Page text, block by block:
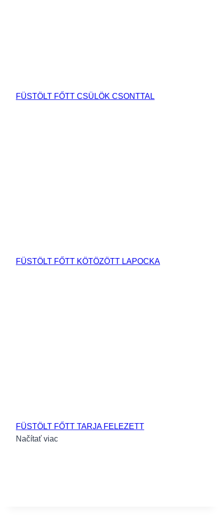
FÜSTÖLT FŐTT CSÜLÖK CSONTTAL
FÜSTÖLT FŐTT KÖTÖZÖTT LAPOCKA
FÜSTÖLT FŐTT TARJA FELEZETT
Načítať viac